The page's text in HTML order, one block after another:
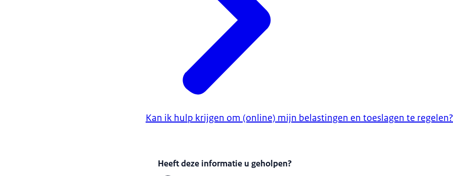
Kan ik hulp krijgen om (online) mijn belastingen en toeslagen te regelen?
Heeft deze informatie u geholpen?